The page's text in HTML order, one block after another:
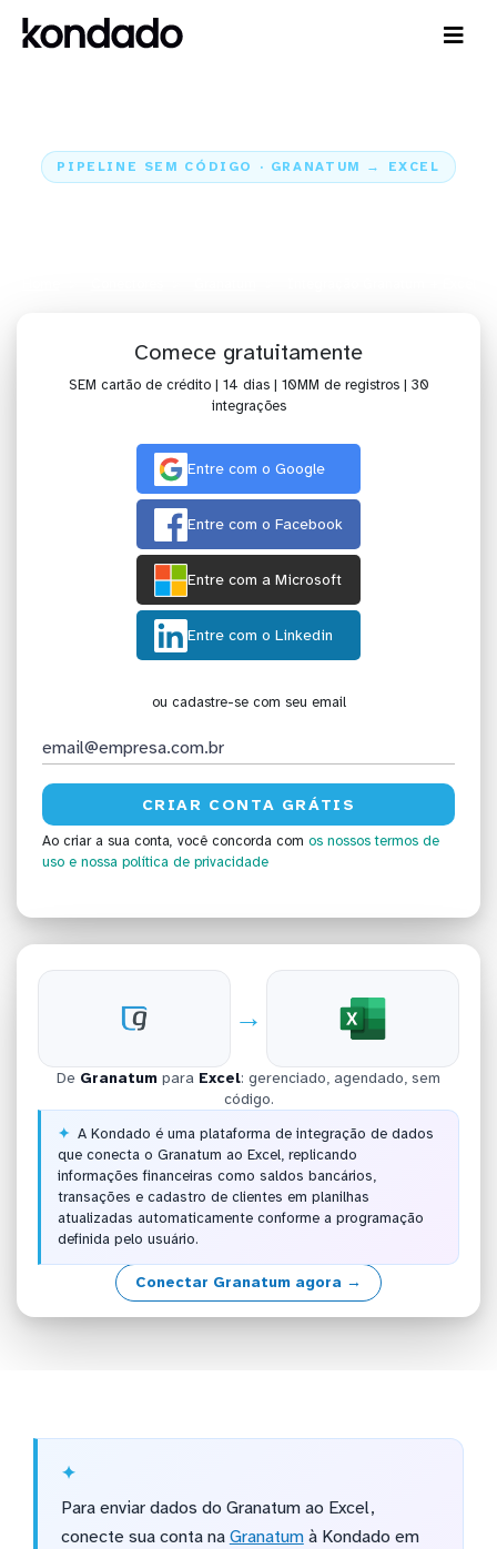
PIPELINE SEM CÓDIGO · GRANATUM → EXCEL
Comece gratuitamente
SEM cartão de crédito | 14 dias | 10MM de registros | 30
integrações
Entre com o Google
Entre com o Facebook
Entre com a Microsoft
Entre com o Linkedin
ou cadastre-se com seu email
Ao criar a sua conta, você concorda com os nossos termos de
uso e nossa política de privacidade
→
De Granatum para Excel: gerenciado, agendado, sem
código.
A Kondado é uma plataforma de integração de dados
que conecta o Granatum ao Excel, replicando
informações financeiras como saldos bancários,
transações e cadastro de clientes em planilhas
atualizadas automaticamente conforme a programação
definida pelo usuário.
Conectar Granatum agora →
Para enviar dados do Granatum ao Excel,
conecte sua conta na Granatumà Kondado em